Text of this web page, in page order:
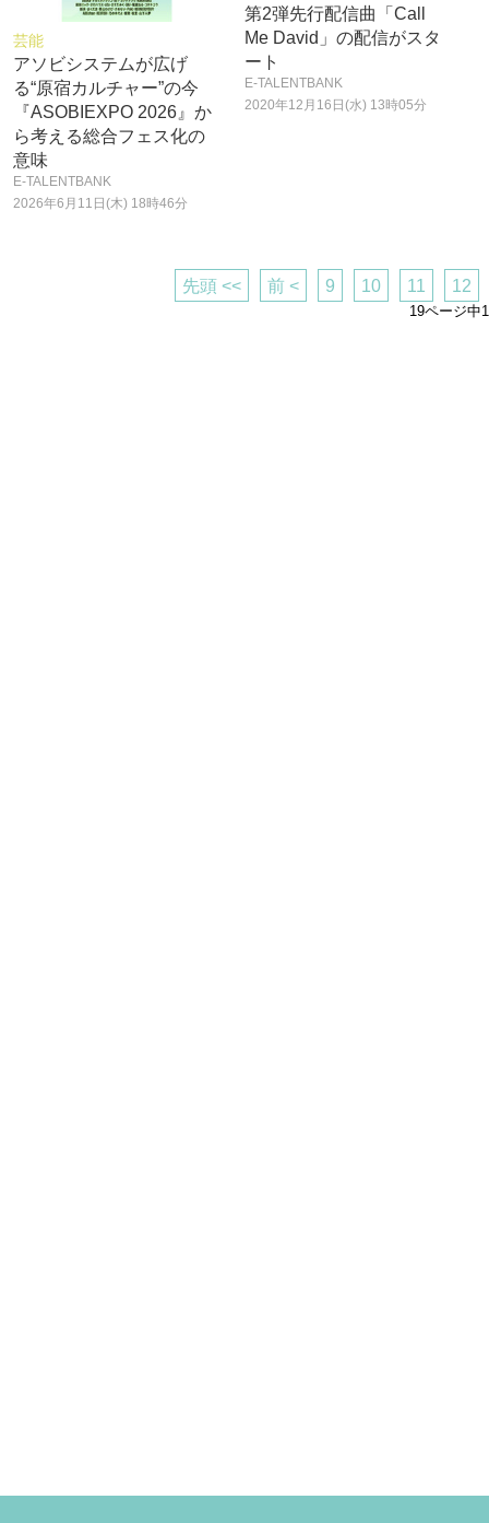
芸能
アソビシステムが広げ
る“原宿カルチャー”の今
『ASOBIEXPO 2026』か
ら考える総合フェス化の
意味
E-TALENTBANK
2026年6月11日(木) 18時46分
第2弾先行配信曲「Call
Me David」の配信がスタ
ート
E-TALENTBANK
2020年12月16日(水) 13時05分
先頭 << 前 < 9 10 11 12
19ページ中